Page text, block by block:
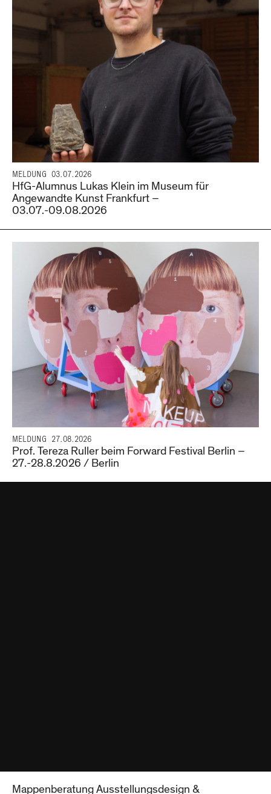
MELDUNG 03.07.2026
HfG-Alumnus Lukas Klein im Museum für
Angewandte Kunst Frankfurt –
03.07.-09.08.2026
MELDUNG 27.08.2026
Prof. Tereza Ruller beim Forward Festival Berlin –
27.-28.8.2026 / Berlin
Mappenberatung Ausstellungsdesign &